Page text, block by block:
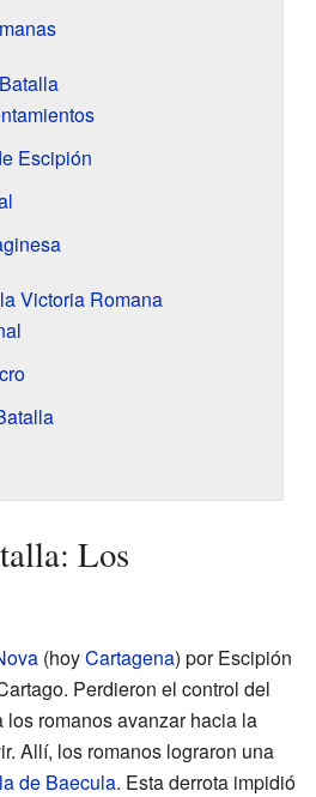
Escipión
Victoria Romana
Los
(hoyCartagena) por Escipión
Perdieron el control del
los romanos avanzar hacia la
Allí, los romanos lograron una
de Baecula. Esta derrota impidió